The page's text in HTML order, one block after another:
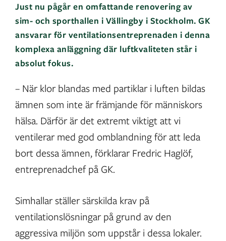
Just nu pågår en omfattande renovering av
sim- och sporthallen i Vällingby i Stockholm. GK
ansvarar för ventilationsentreprenaden i denna
komplexa anläggning där luftkvaliteten står i
absolut fokus.
– När klor blandas med partiklar i luften bildas
ämnen som inte är främjande för människors
hälsa. Därför är det extremt viktigt att vi
ventilerar med god omblandning för att leda
bort dessa ämnen, förklarar Fredric Haglöf,
entreprenadchef på GK.
Simhallar ställer särskilda krav på
ventilationslösningar på grund av den
aggressiva miljön som uppstår i dessa lokaler.